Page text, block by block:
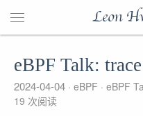
Leon
eBPF Talk:
2024-04-04 eBPF eBPF
19 次阅读